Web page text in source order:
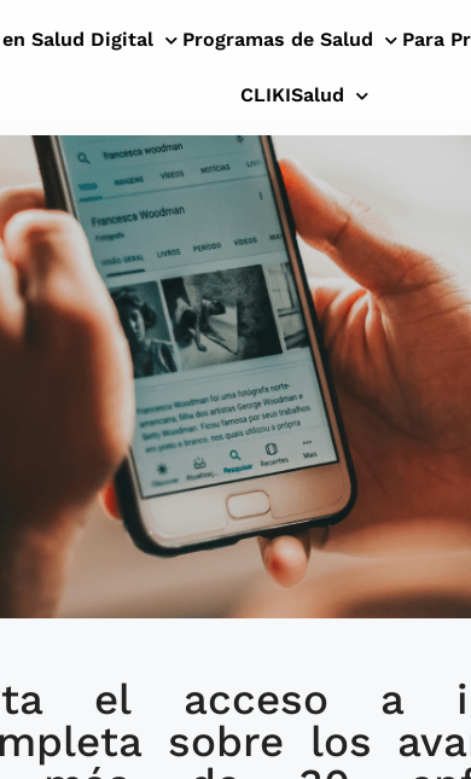
Salud Digital Programas de Salud Para
CLIKISalud
Regional de
el acceso a
sobre los